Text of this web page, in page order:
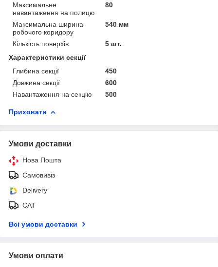
Максимальне
навантаження на полицю
80
Максимальна ширина
робочого коридору
540 мм
Кількість поверхів
5 шт.
Характеристики секції
Глибина секції
450
Довжина секції
600
Навантаження на секцію
500
Приховати
Умови доставки
Нова Пошта
Самовивіз
Delivery
САТ
Всі умови доставки
Умови оплати